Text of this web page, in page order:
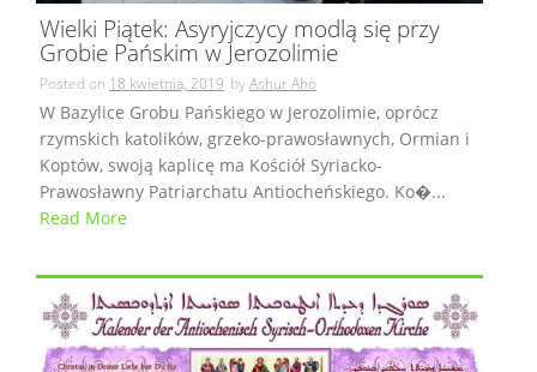
Wielki Piątek: Asyryjczycy modlą się przy
Grobie Pańskim w Jerozolimie
Posted on 18 kwietnia, 2019 byAshur Aho
W Bazylice Grobu Pańskiego w Jerozolimie, oprócz
rzymskich katolików, grzeko-prawosławnych, Ormian i
Koptów, swoją kaplicę ma Kościół Syriacko-
Prawosławny Patriarchatu Antiocheńskiego. Ko�...
Read More